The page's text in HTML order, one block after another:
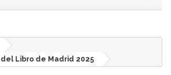
Libro de Madrid 2025